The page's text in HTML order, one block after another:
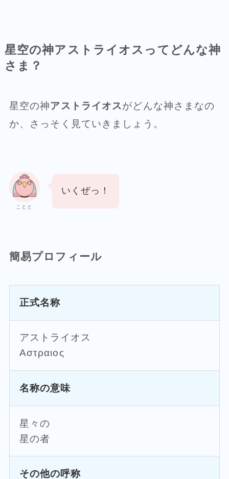
星空の神アストライオスってどんな神
さま？
星空の神アストライオスがどんな神さまなの
か、さっそく見ていきましょう。
ことと
いくぜっ！
簡易プロフィール
正式名称
アストライオス
Αστραιος
名称の意味
星々の
星の者
その他の呼称